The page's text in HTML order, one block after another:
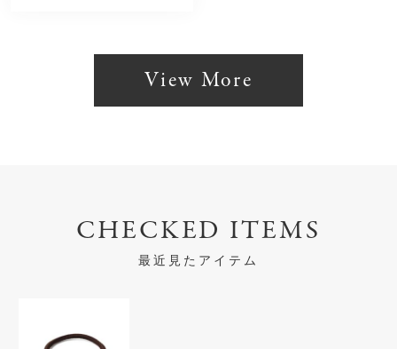
View More
CHECKED ITEMS
最近見たアイテム